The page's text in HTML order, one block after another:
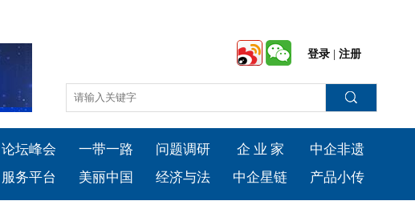
登录 注册
论坛峰会 一带一路 问题调研 企 业 家
中企非遗
服务平台 美丽中国 经济与法 中企星链 产品小传